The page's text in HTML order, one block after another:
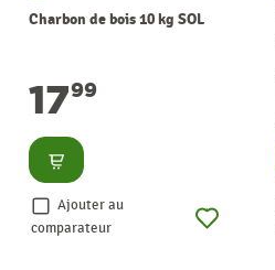
Charbon de bois 10 kg SOL
1799
Consulter
Ajouter au
comparateur